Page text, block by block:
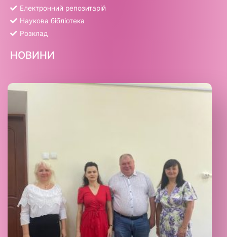
Електронний репозитарій
Наукова бібліотека
Розклад
НОВИНИ